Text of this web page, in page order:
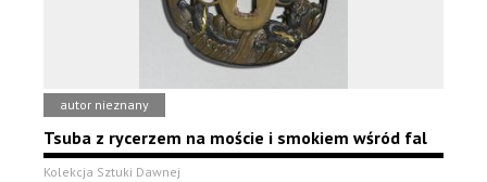
autor nieznany
Tsuba z rycerzem na moście i smokiem wśród fal
Kolekcja Sztuki Dawnej